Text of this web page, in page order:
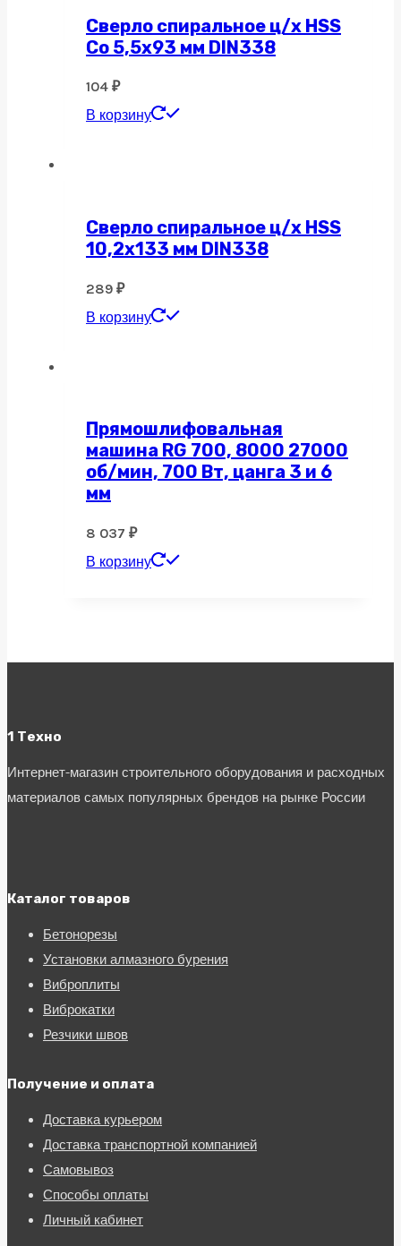
Сверло спиральное ц/х HSS
Co 5,5х93 мм DIN338
104 ₽
В корзину
Сверло спиральное ц/х HSS
10,2х133 мм DIN338
289 ₽
В корзину
Прямошлифовальная
машина RG 700, 8000 27000
об/мин, 700 Вт, цанга 3 и 6
мм
8 037 ₽
В корзину
1 Техно
Интернет-магазин строительного оборудования и расходных
материалов самых популярных брендов на рынке России
Каталог товаров
Бетонорезы
Установки алмазного бурения
Виброплиты
Виброкатки
Резчики швов
Получение и оплата
Доставка курьером
Доставка транспортной компанией
Самовывоз
Способы оплаты
Личный кабинет